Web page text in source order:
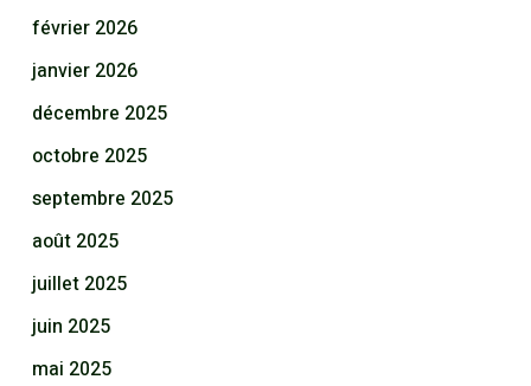
février 2026
janvier 2026
décembre 2025
octobre 2025
septembre 2025
août 2025
juillet 2025
juin 2025
mai 2025